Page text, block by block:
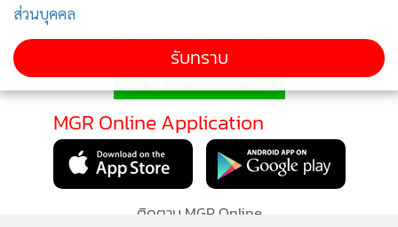
เดฟ เนดิก นักอนาคตศาสตร์การเงินของ VettaFi สำทับว่า
ปรากฏการณ์บิตคอยน์ฮาฟวิ่งที่คาดว่า จะเกิดขึ้นในเดือน
เมษายนนี้ ทำให้คนมากมายหันมาสนใจ BTC และคาดได้ว่า
ราคาบิตคอยน์จะพุ่งขึ้นต่อไป
ติดตามข่าวสารผ่านทาง LINE
MGR Online Application
ติดตาม MGR Online
ส่วนบุคคล
รับทราบ